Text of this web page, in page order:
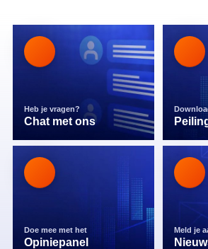
Heb je vragen?
Chat met ons
Doe mee met het
Opiniepanel
Meld je